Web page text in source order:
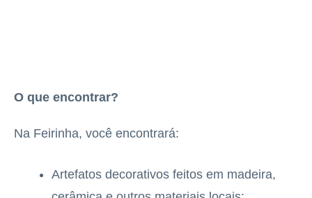
O que encontrar?
Na Feirinha, você encontrará:
Artefatos decorativos feitos em madeira,